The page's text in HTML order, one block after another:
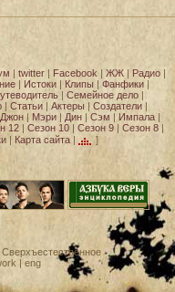
| twitter| Facebook | ЖЖ| Радио|
| Истоки | Клипы | Фанфики |
| Семейное дело |
| Статьи| Актеры| Создатели|
Джон | Мэри | Дин | Сэм | Импала |
12 | Сезон 10 | Сезон 9 | Сезон 8 |
| Карта сайта| ]
Сверхъестественное
| eng